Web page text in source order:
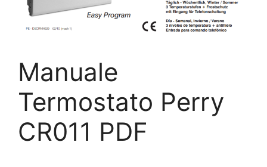
Manuale
Termostato Perry
CR011 PDF